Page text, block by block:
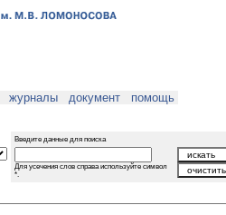
журналы документ помощь
Введите данные для поиска
Для усечения слов справа используйте символ
*.